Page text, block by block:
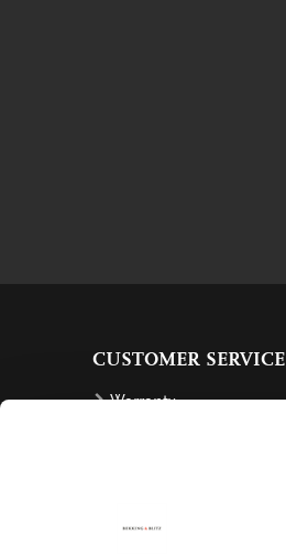
CUSTOMER SERVICE
Warranty